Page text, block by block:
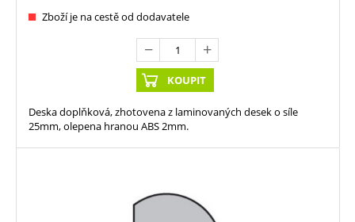
Zboží je na cestě od dodavatele
KOUPIT
Deska doplňková, zhotovena z laminovaných desek o síle
25mm, olepena hranou ABS 2mm.